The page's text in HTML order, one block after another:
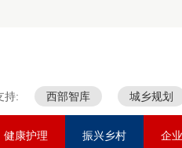
持: 西部智库 城乡规划
健康护理 振兴乡村 企